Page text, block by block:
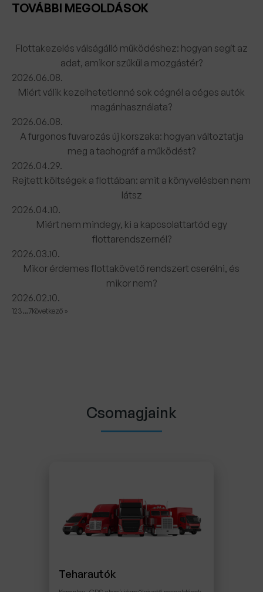
TOVÁBBI MEGOLDÁSOK
Flottakezelés válságálló működéshez: hogyan segít az
adat, amikor szűkül a mozgástér?
2026.06.08.
Miért válik kezelhetetlenné sok cégnél a céges autók
magánhasználata?
2026.06.08.
A furgonos fuvarozás új korszaka: hogyan változtatja
meg a tachográf a működést?
2026.04.29.
Rejtett költségek a flottában: amit a könyvelésben nem
látsz
2026.04.10.
Miért nem mindegy, ki a kapcsolattartód egy
flottarendszernél?
2026.03.10.
Mikor érdemes flottakövető rendszert cserélni, és
mikor nem?
2026.02.10.
123…7Következő »
Csomagjaink
Teharautók